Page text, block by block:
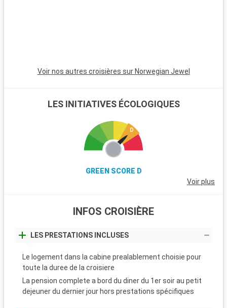
Voir nos autres croisières sur Norwegian Jewel
LES INITIATIVES ÉCOLOGIQUES
GREEN SCORE D
Voir plus
INFOS CROISIÈRE
LES PRESTATIONS INCLUSES
Le logement dans la cabine prealablement choisie pour
toute la duree de la croisiere
La pension complete a bord du diner du 1er soir au petit
dejeuner du dernier jour hors prestations spécifiques